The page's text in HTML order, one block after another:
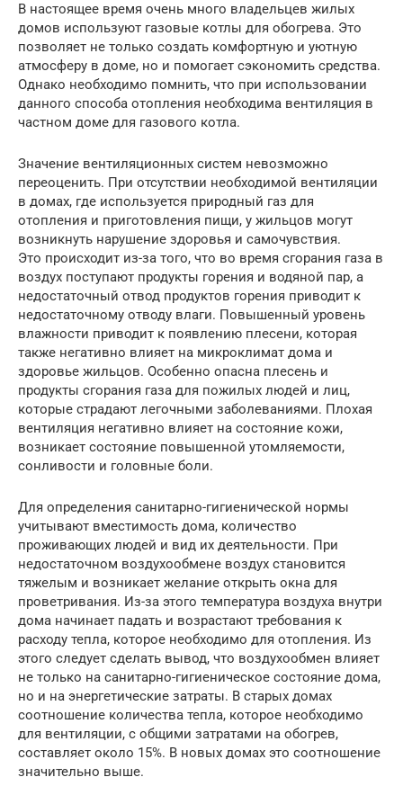
В настоящее время очень много владельцев жилых
домов используют газовые котлы для обогрева. Это
позволяет не только создать комфортную и уютную
атмосферу в доме, но и помогает сэкономить средства.
Однако необходимо помнить, что при использовании
данного способа отопления необходима вентиляция в
частном доме для газового котла.
Значение вентиляционных систем невозможно
переоценить. При отсутствии необходимой вентиляции
в домах, где используется природный газ для
отопления и приготовления пищи, у жильцов могут
возникнуть нарушение здоровья и самочувствия.
Это происходит из-за того, что во время сгорания газа в
воздух поступают продукты горения и водяной пар, а
недостаточный отвод продуктов горения приводит к
недостаточному отводу влаги. Повышенный уровень
влажности приводит к появлению плесени, которая
также негативно влияет на микроклимат дома и
здоровье жильцов. Особенно опасна плесень и
продукты сгорания газа для пожилых людей и лиц,
которые страдают легочными заболеваниями. Плохая
вентиляция негативно влияет на состояние кожи,
возникает состояние повышенной утомляемости,
сонливости и головные боли.
Для определения санитарно-гигиенической нормы
учитывают вместимость дома, количество
проживающих людей и вид их деятельности. При
недостаточном воздухообмене воздух становится
тяжелым и возникает желание открыть окна для
проветривания. Из-за этого температура воздуха внутри
дома начинает падать и возрастают требования к
расходу тепла, которое необходимо для отопления. Из
этого следует сделать вывод, что воздухообмен влияет
не только на санитарно-гигиеническое состояние дома,
но и на энергетические затраты. В старых домах
соотношение количества тепла, которое необходимо
для вентиляции, с общими затратами на обогрев,
составляет около 15%. В новых домах это соотношение
значительно выше.